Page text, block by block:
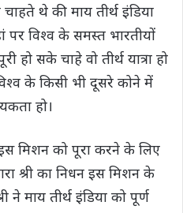
चाहते थे की माय तीर्थ इंडिया
पर विश्व के समस्त भारतीयों
सके चाहे वो तीर्थ यात्रा हो
के किसी भी दूसरे कोने में
हो।
इस मिशन को पूरा करने के लिए
श्री का निधन इस मिशन के
ने माय तीर्थ इंडिया को पूर्ण